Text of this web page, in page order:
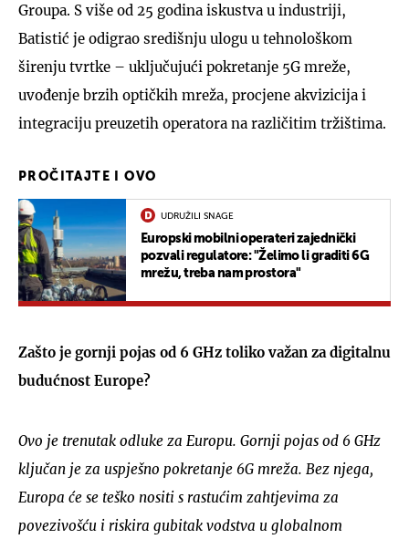
Groupa. S više od 25 godina iskustva u industriji,
Batistić je odigrao središnju ulogu u tehnološkom
širenju tvrtke – uključujući pokretanje 5G mreže,
uvođenje brzih optičkih mreža, procjene akvizicija i
integraciju preuzetih operatora na različitim tržištima.
PROČITAJTE I OVO
UDRUŽILI SNAGE
Europski mobilni operateri zajednički
pozvali regulatore: "Želimo li graditi 6G
mrežu, treba nam prostora"
Zašto je gornji pojas od 6 GHz toliko važan za digitalnu
budućnost Europe?
Ovo je trenutak odluke za Europu. Gornji pojas od 6 GHz
ključan je za uspješno pokretanje 6G mreža. Bez njega,
Europa će se teško nositi s rastućim zahtjevima za
povezivošću i riskira gubitak vodstva u globalnom